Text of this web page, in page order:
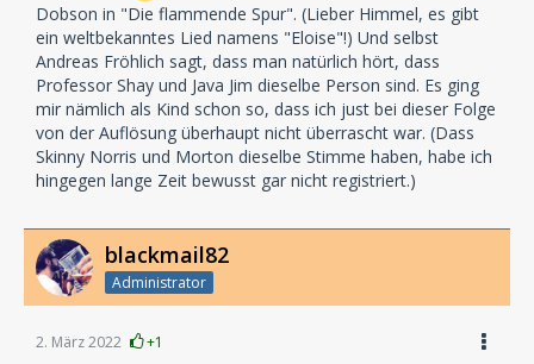
EUROPA ist ein Label der Sony Music Entertainment
Germany GmbH. Unter dem 1965 gegründeten
Traditions-Label erscheinen Hörspiele, Kindermusik
sowie Home Entertainment Produkte für Kinder. Dazu
gehören Hörspielklassiker wie „Die drei ???“, „Fünf
Freunde“ oder „Hanni und Nanni“. Die Kindermusik
reicht von rockig wie Heavysaurus bis traditionell wie
Detlev Jöcker. Hörspiele der Serien-Charaktere
und der Bär‘ runden das Portfolio ab. Weiterhin hält
Sony Music - Family Entertainment die Markenrechte
an den Serien „TKKG“, „TKKG Junior“, „Teufelskicker“,
„Punkies“, „Kati & Azuro“, „Hui Buh“, „Der kleine Hui
Unterhaltung zu bieten, die Spaß macht und der
Dobson in "Die flammende Spur". (Lieber Himmel, es gibt
ein weltbekanntes Lied namens "Eloise"!) Und selbst
Andreas Fröhlich sagt, dass man natürlich hört, dass
Professor Shay und Java Jim dieselbe Person sind. Es ging
mir nämlich als Kind schon so, dass ich just bei dieser Folge
von der Auflösung überhaupt nicht überrascht war. (Dass
Skinny Norris und Morton dieselbe Stimme haben, habe ich
hingegen lange Zeit bewusst gar nicht registriert.)
blackmail82
Administrator
2. März 2022 +1